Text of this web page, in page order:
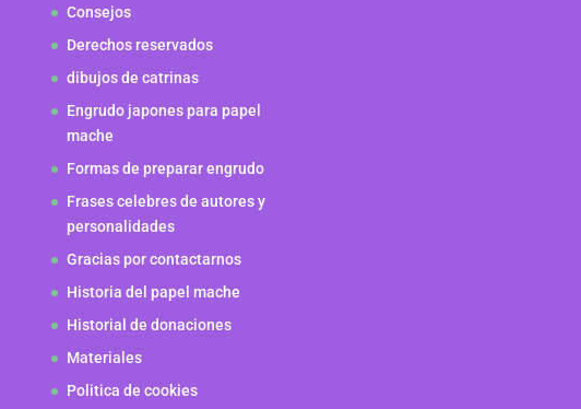
Consejos
Derechos reservados
dibujos de catrinas
Engrudo japones para papel
mache
Formas de preparar engrudo
Frases celebres de autores y
personalidades
Gracias por contactarnos
Historia del papel mache
Historial de donaciones
Materiales
Politica de cookies